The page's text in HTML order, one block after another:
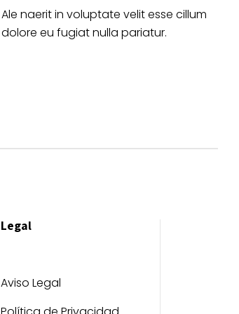
Ale naerit in voluptate velit esse cillum
dolore eu fugiat nulla pariatur.
Legal
Aviso Legal